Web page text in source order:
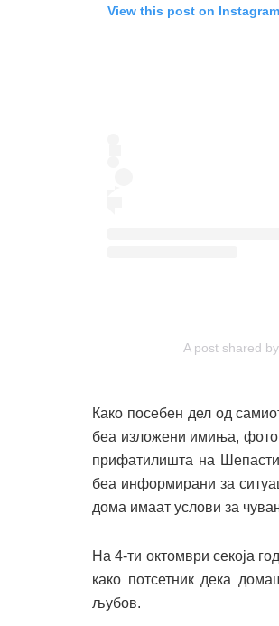
View this post on Instagram
A post shared
Како посебен дел од
беа изложени имиња,
прифатилишта на
беа информирани за
дома имаат услови за
На 4-ти октомври секоја
како потсетник дека
љубов.